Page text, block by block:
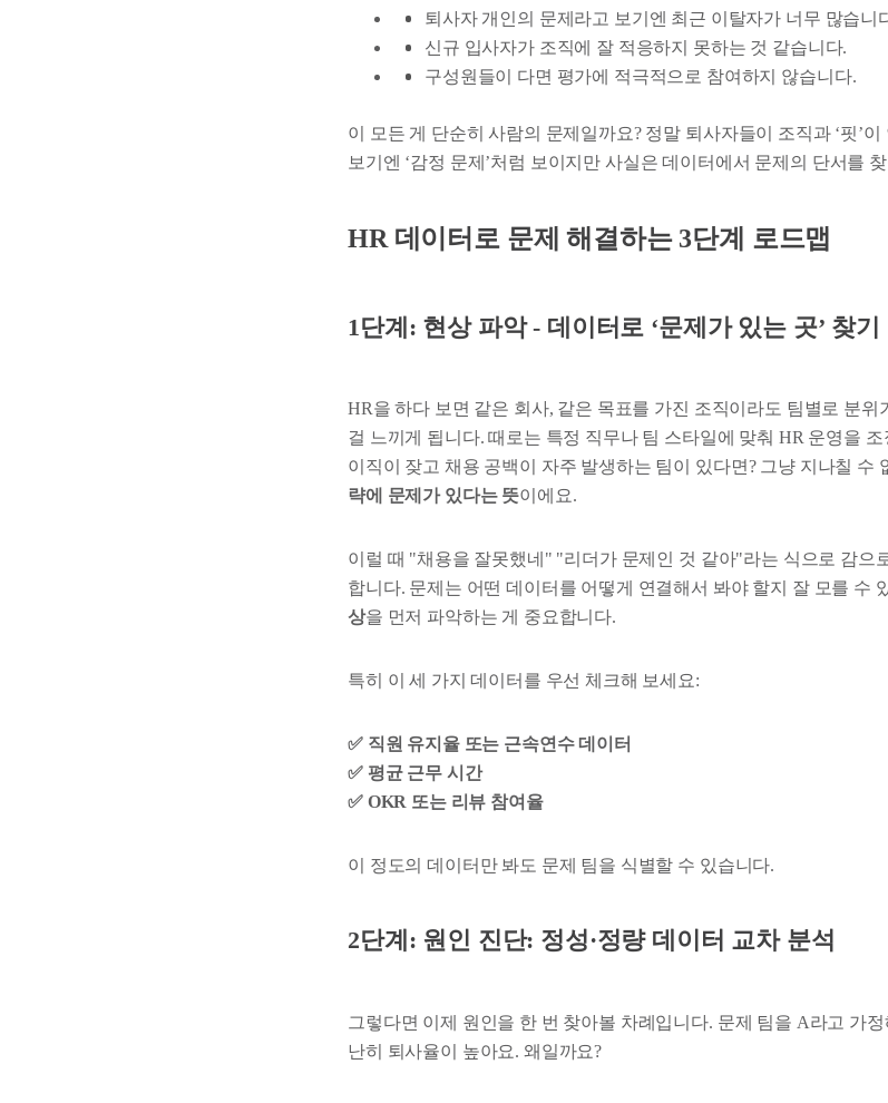
퇴사자 개인의 문제라고 보기엔 최근 이탈자가 너무 많습니
신규 입사자가 조직에 잘 적응하지 못하는 것 같습니다.
구성원들이 다면 평가에 적극적으로 참여하지 않습니다.
이 모든 게 단순히 사람의 문제일까요? 정말 퇴사자들이 조직과 ‘핏’
보기엔 ‘감정 문제’처럼 보이지만 사실은 데이터에서 문제의 단서를
HR 데이터로 문제 해결하는 3단계 로드맵
1단계: 현상 파악 - 데이터로 ‘문제가 있는 곳’ 찾기
HR을 하다 보면 같은 회사, 같은 목표를 가진 조직이라도 팀별로 분
걸 느끼게 됩니다. 때로는 특정 직무나 팀 스타일에 맞춰 HR 운영을
이직이 잦고 채용 공백이 자주 발생하는 팀이 있다면? 그냥 지나칠 수
략에 문제가 있다는 뜻이에요.
이럴 때 "채용을 잘못했네" "리더가 문제인 것 같아"라는 식으로 감으
합니다. 문제는 어떤 데이터를 어떻게 연결해서 봐야 할지 잘 모를 수
상을 먼저 파악하는 게 중요합니다.
특히 이 세 가지 데이터를 우선 체크해 보세요:
✅ 직원 유지율 또는 근속연수 데이터
✅ 평균 근무 시간
✅ OKR 또는 리뷰 참여율
이 정도의 데이터만 봐도 문제 팀을 식별할 수 있습니다.
2단계: 원인 진단: 정성·정량 데이터 교차 분석
그렇다면 이제 원인을 한 번 찾아볼 차례입니다. 문제 팀을 A라고 가
난히 퇴사율이 높아요. 왜일까요?